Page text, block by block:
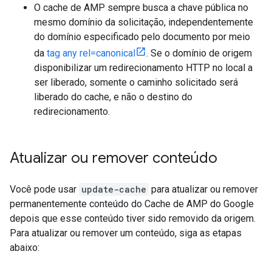
O cache de AMP sempre busca a chave pública no
mesmo domínio da solicitação, independentemente
do domínio especificado pelo documento por meio
da tag any rel=canonical
. Se o domínio de origem
disponibilizar um redirecionamento HTTP no local a
ser liberado, somente o caminho solicitado será
liberado do cache, e não o destino do
redirecionamento.
Atualizar ou remover conteúdo
Você pode usar update-cache para atualizar ou remover
permanentemente conteúdo do Cache de AMP do Google
depois que esse conteúdo tiver sido removido da origem.
Para atualizar ou remover um conteúdo, siga as etapas
abaixo: